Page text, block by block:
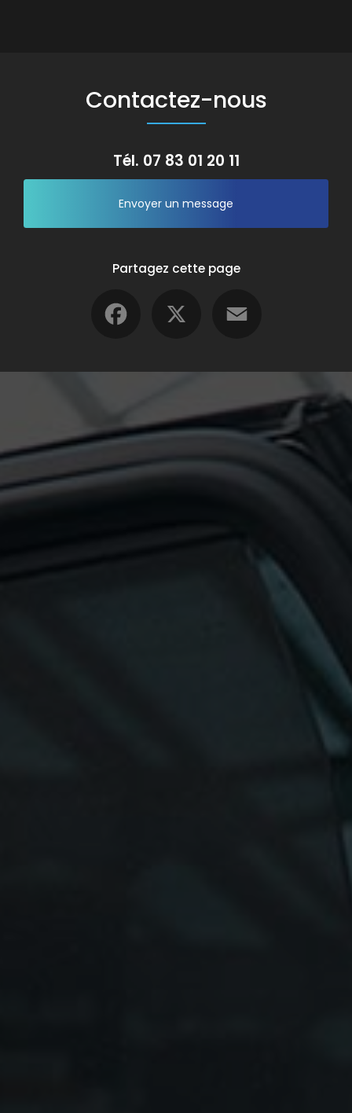
Contactez-nous
Tél. 07 83 01 20 11
Envoyer un message
Partagez cette page